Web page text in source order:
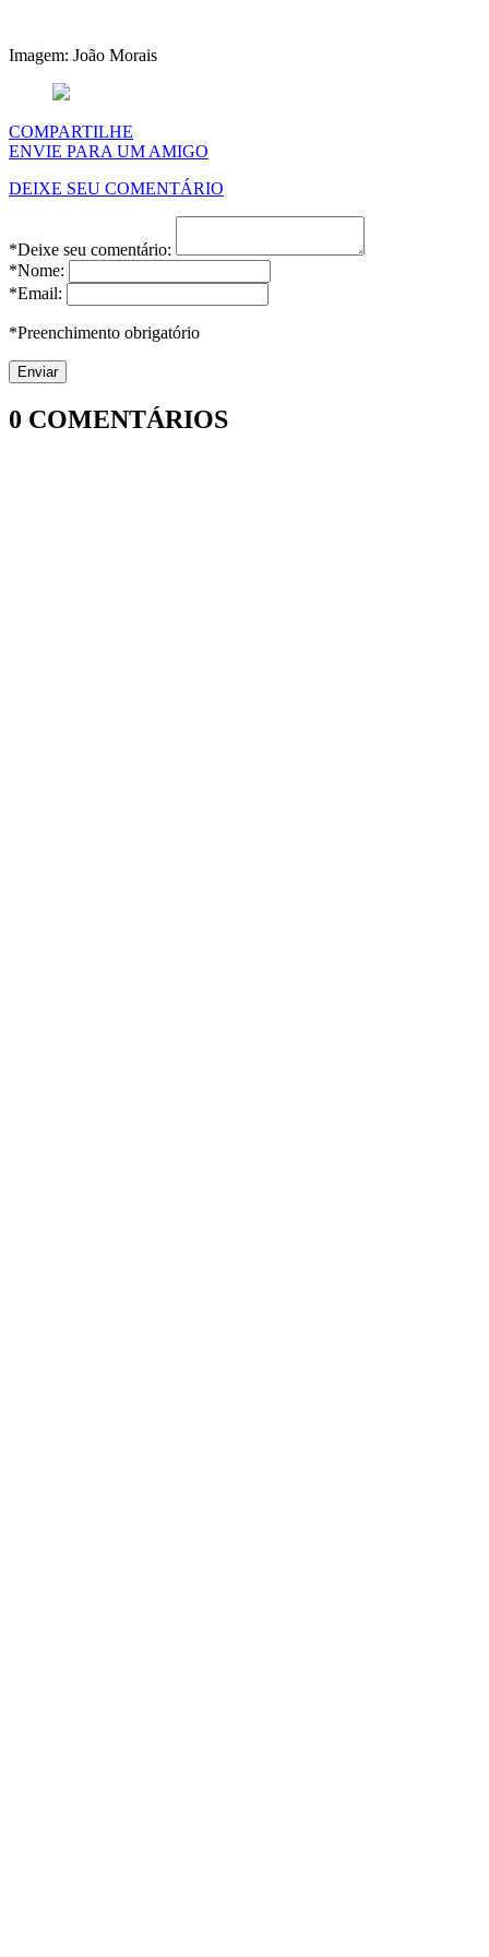
Imagem: João Morais
COMPARTILHE
ENVIE PARA UM AMIGO
DEIXE SEU COMENTÁRIO
*Deixe seu comentário:
*Nome:
*Email:
*Preenchimento obrigatório
0 COMENTÁRIOS